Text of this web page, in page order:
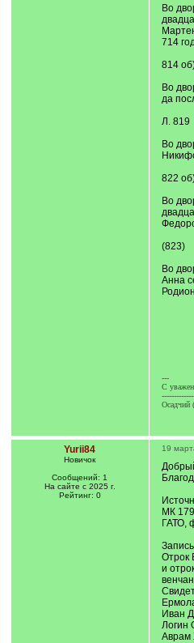
Во
714
814
Во
да
Л. 819
Во
822
Во
(823)
Во
Анна
---
C
Осадчий
Yurii84
Новичок
Сообщений: 1
На сайте с 2025 г.
Рейтинг: 0
19
МК
ГАТО,
Отрок
и
Иван
Логин
Аврам